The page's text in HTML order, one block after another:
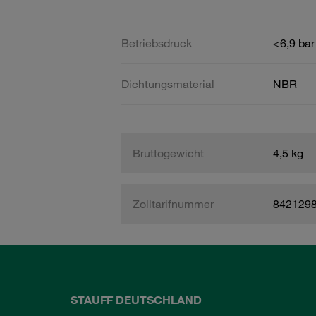
Betriebsdruck <6,9 bar
Dichtungsmaterial NBR
Bruttogewicht 4,5 kg
Zolltarifnummer
STAUFF DEUTSCHLAND